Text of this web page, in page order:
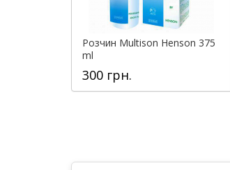
Розчин Multison Henson 375
ml
300 грн.